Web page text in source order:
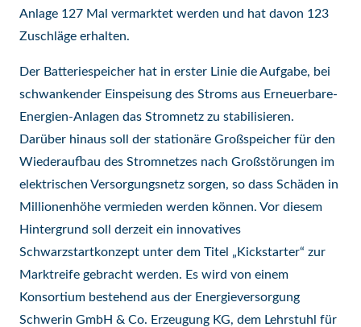
Anlage 127 Mal vermarktet werden und hat davon 123
Zuschläge erhalten.
Der Batteriespeicher hat in erster Linie die Aufgabe, bei
schwankender Einspeisung des Stroms aus Erneuerbare-
Energien-Anlagen das Stromnetz zu stabilisieren.
Darüber hinaus soll der stationäre Großspeicher für den
Wiederaufbau des Stromnetzes nach Großstörungen im
elektrischen Versorgungsnetz sorgen, so dass Schäden in
Millionenhöhe vermieden werden können. Vor diesem
Hintergrund soll derzeit ein innovatives
Schwarzstartkonzept unter dem Titel „Kickstarter“ zur
Marktreife gebracht werden. Es wird von einem
Konsortium bestehend aus der Energieversorgung
Schwerin GmbH & Co. Erzeugung KG, dem Lehrstuhl für